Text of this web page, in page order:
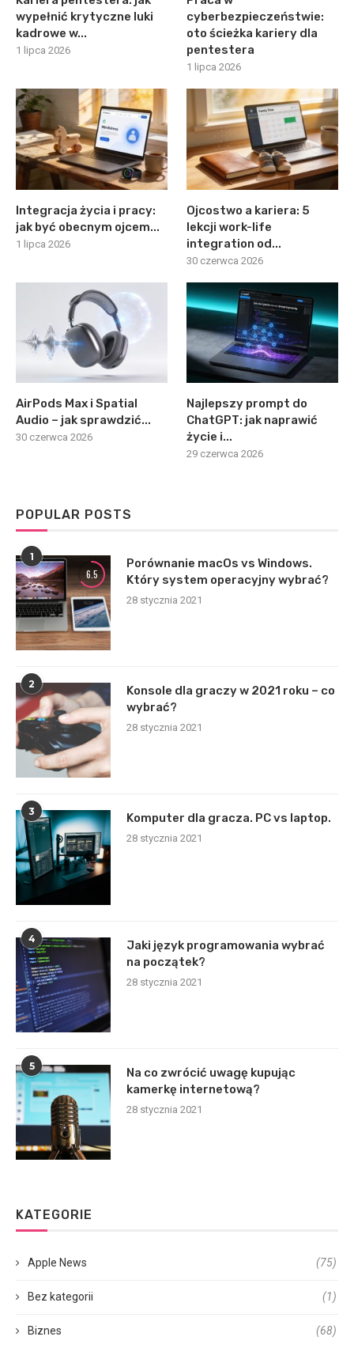
wypełnić krytyczne luki
kadrowe w...
1 lipca 2026
cyberbezpieczeństwie:
oto ścieżka kariery dla
pentestera
1 lipca 2026
Integracja życia i pracy:
jak być obecnym ojcem...
1 lipca 2026
Ojcostwo a kariera: 5
lekcji work-life
integration od...
30 czerwca 2026
AirPods Max i Spatial
Audio – jak sprawdzić...
30 czerwca 2026
Najlepszy prompt do
ChatGPT: jak naprawić
życie i...
29 czerwca 2026
POPULAR POSTS
1
6.5
Porównanie macOs vs Windows.
Który system operacyjny wybrać?
28 stycznia 2021
2
Konsole dla graczy w 2021 roku – co
wybrać?
28 stycznia 2021
3
Komputer dla gracza. PC vs laptop.
28 stycznia 2021
4
Jaki język programowania wybrać
na początek?
28 stycznia 2021
5
Na co zwrócić uwagę kupując
kamerkę internetową?
28 stycznia 2021
KATEGORIE
Apple News (75)
Bez kategorii (1)
Biznes (68)